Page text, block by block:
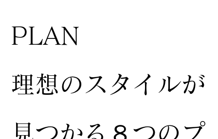
​PLAN
​理想のスタイルが
見つかる８つのプ